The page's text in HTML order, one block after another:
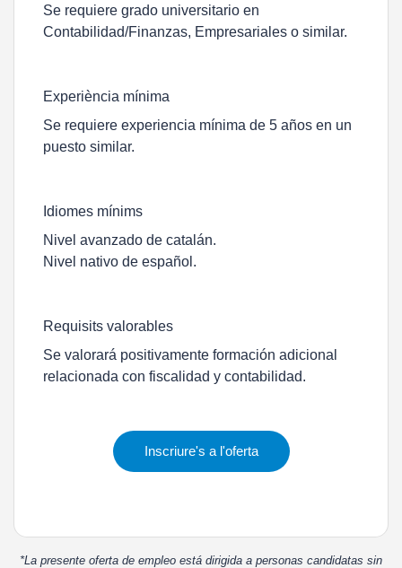
Se requiere grado universitario en
Contabilidad/Finanzas, Empresariales o similar.
Experiència mínima
Se requiere experiencia mínima de 5 años en un
puesto similar.
Idiomes mínims
Nivel avanzado de catalán.
Nivel nativo de español.
Requisits valorables
Se valorará positivamente formación adicional
relacionada con fiscalidad y contabilidad.
Inscriure's a l'oferta
*La presente oferta de empleo está dirigida a personas candidatas sin